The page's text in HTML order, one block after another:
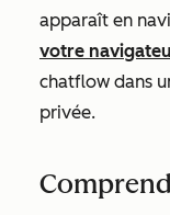
apparaît en
votre
chatflow dans
privée.